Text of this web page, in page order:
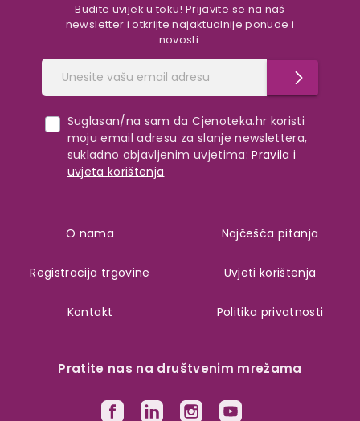
Budite uvijek u toku! Prijavite se na naš
newsletter i otkrijte najaktualnije ponude i
novosti.
Suglasan/na sam da Cjenoteka.hr koristi
moju email adresu za slanje newslettera,
sukladno objavljenim uvjetima: Pravila i
uvjeta korištenja
Pratite nas na društvenim mrežama
O nama
Registracija trgovine
Kontakt
Najčešća pitanja
Uvjeti korištenja
Politika privatnosti